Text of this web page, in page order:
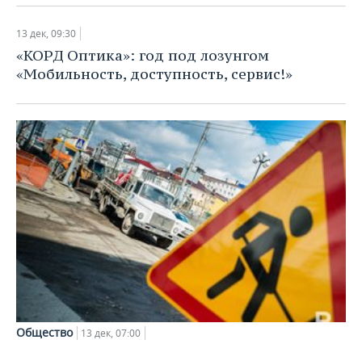
13 дек, 09:30
«КОРД Оптика»: год под лозунгом
«Мобильность, доступность, сервис!»
Общество 13 дек, 07:00